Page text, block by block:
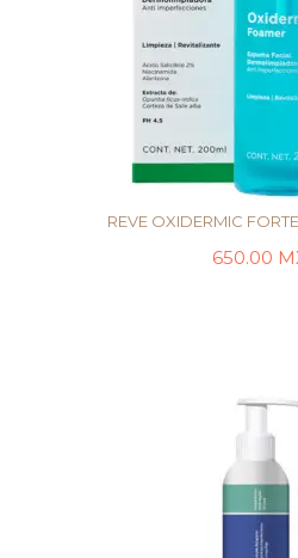
REVE OXIDERMIC
650.00